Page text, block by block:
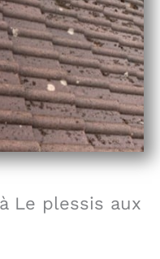
Le plessis aux